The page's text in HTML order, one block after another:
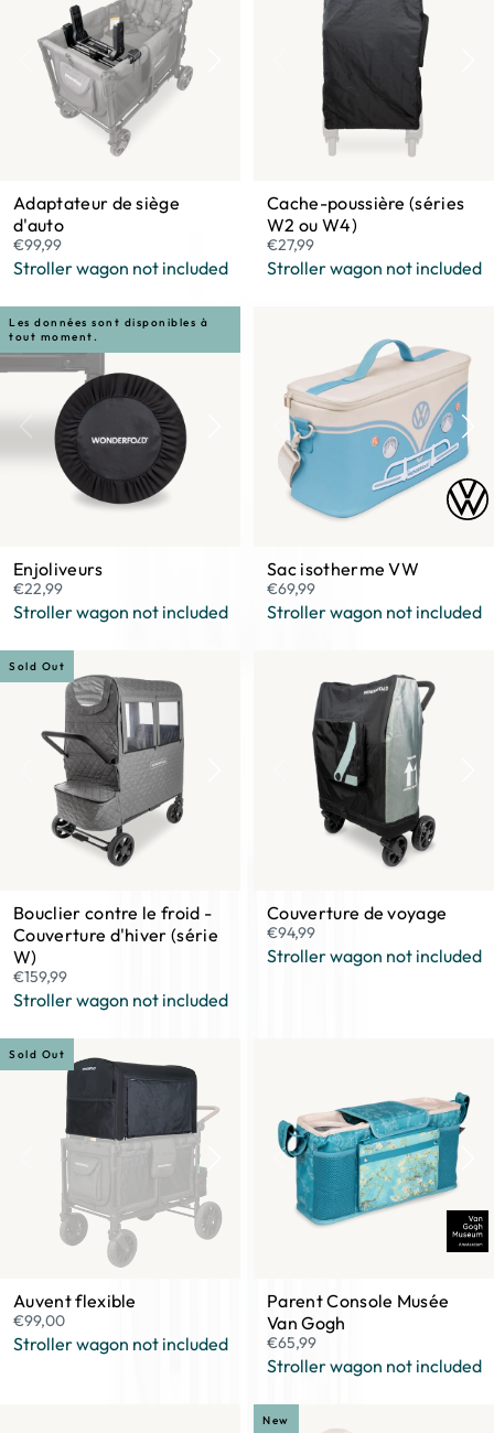
Adaptateur de siège
d'auto
€99,99
Stroller wagon not included
Cache-poussière (séries
W2 ou W4)
€27,99
Stroller wagon not included
Les données sont disponibles à
tout moment.
Enjoliveurs
€22,99
Stroller wagon not included
Sac isotherme VW
€69,99
Stroller wagon not included
Sold Out
Bouclier contre le froid -
Couverture d'hiver (série
W)
€159,99
Stroller wagon not included
Couverture de voyage
€94,99
Stroller wagon not included
Sold Out
Auvent flexible
€99,00
Stroller wagon not included
Parent Console Musée
Van Gogh
€65,99
Stroller wagon not included
New